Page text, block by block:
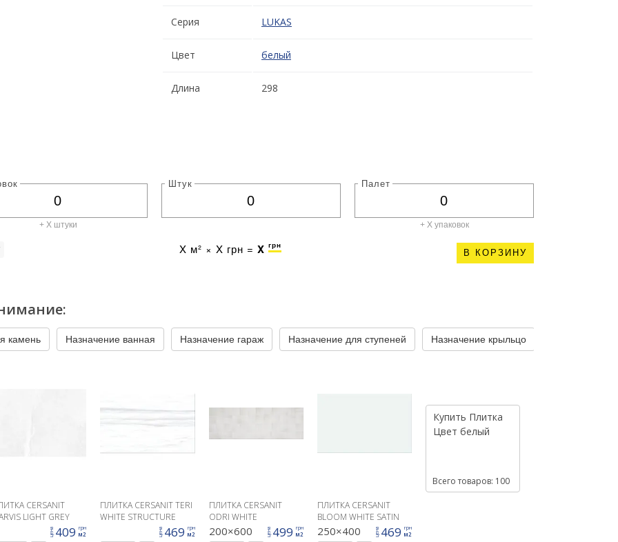
Серия LUKAS
Цвет белый
Длина 298
+ X штуки
Штук Палет
+ X упаковок
X м² × X грн = X грн
В КОРЗИНУ
камень Назначение ванная Назначение гараж Назначение для ступеней Назначение крыльцо
CERSANIT
LIGHT GREY
цена409 грн
м2
ПЛИТКА CERSANIT TERI
WHITE STRUCTURE
цена469 грн
м2
ПЛИТКА CERSANIT
ODRI WHITE
STRUCTURE 20X60
200×600 цена499 грн
м2
ПЛИТКА CERSANIT
BLOOM WHITE SATIN
25X40
250×400 цена469 грн
м2
Купить Плитка
Цвет белый
Всего товаров: 100